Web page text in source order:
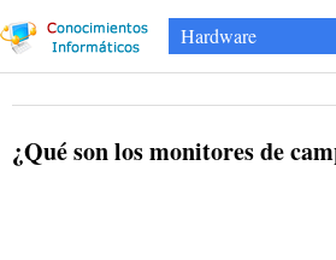
Hardware
¿Qué son los monitores de